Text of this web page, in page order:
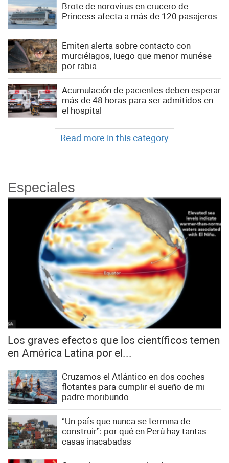
Brote de norovirus en crucero de
Princess afecta a más de 120 pasajeros
Emiten alerta sobre contacto con
murciélagos, luego que menor muriése
por rabia
Acumulación de pacientes deben esperar
más de 48 horas para ser admitidos en
el hospital
Read more in this category
Especiales
Los graves efectos que los científicos temen
en América Latina por el...
Cruzamos el Atlántico en dos coches
flotantes para cumplir el sueño de mi
padre moribundo
“Un país que nunca se termina de
construir”: por qué en Perú hay tantas
casas inacabadas